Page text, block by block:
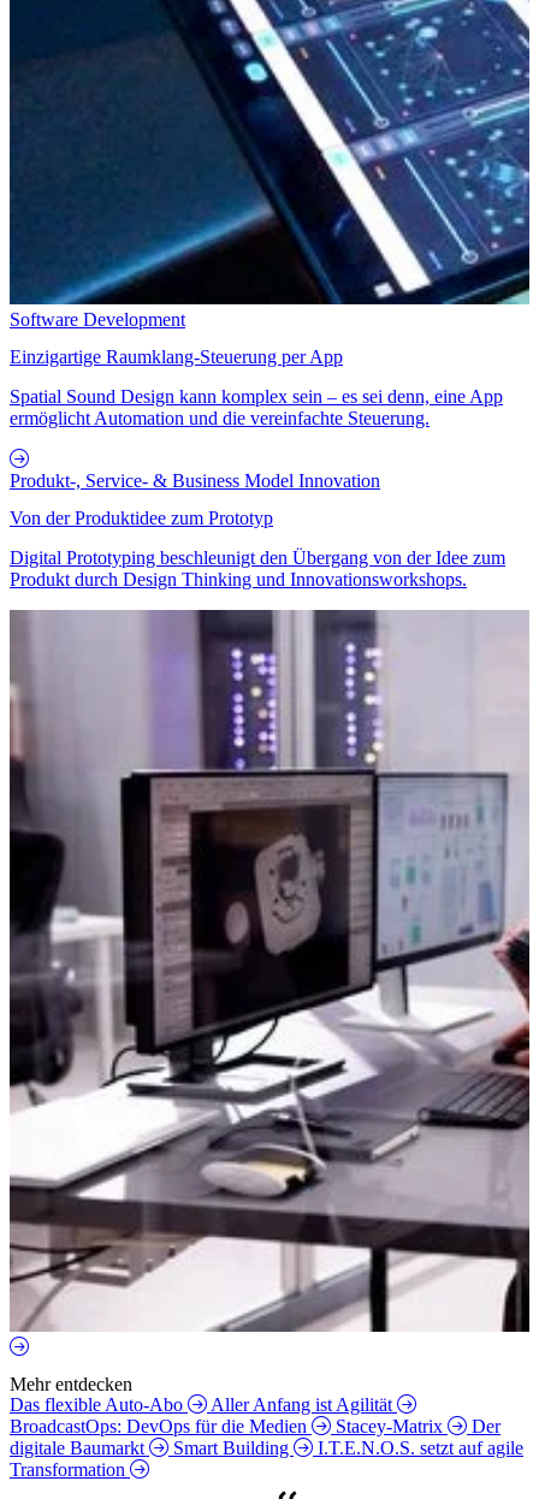
Software Development
Einzigartige Raumklang-Steuerung per App
Spatial Sound Design kann komplex sein – es sei denn, eine App
ermöglicht Automation und die vereinfachte Steuerung.
Produkt-, Service- & Business Model Innovation
Von der Produktidee zum Prototyp
Digital Prototyping beschleunigt den Übergang von der Idee zum
Produkt durch Design Thinking und Innovationsworkshops.
Mehr entdecken
Das flexible Auto-Abo
Aller Anfang ist Agilität
BroadcastOps: DevOps für die Medien
Stacey-Matrix
Der
digitale Baumarkt
Smart Building
I.T.E.N.O.S. setzt auf agile
Transformation